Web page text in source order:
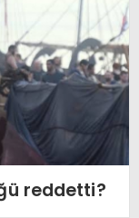
reddetti?